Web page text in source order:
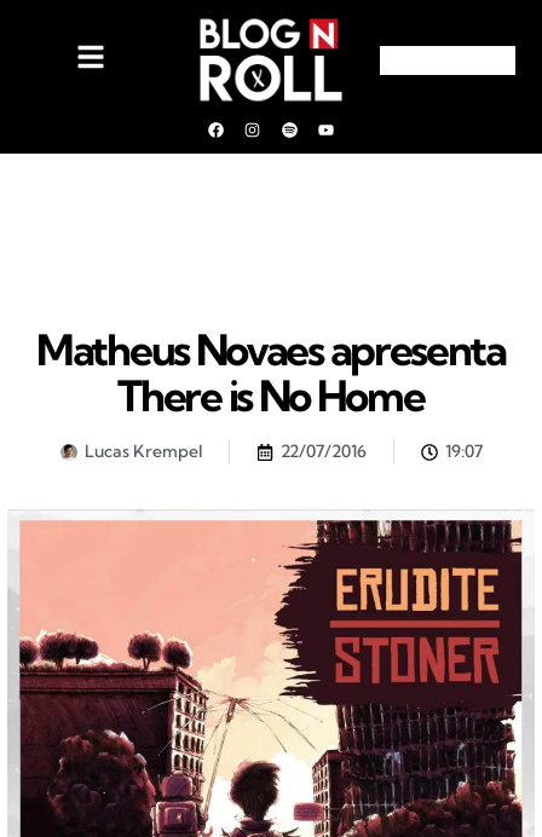
Matheus Novaes apresenta
There is No Home
Lucas Krempel 22/07/2016 19:07